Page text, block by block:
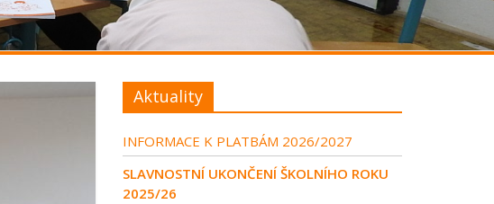
Aktuality
INFORMACE K PLATBÁM 2026/2027
SLAVNOSTNÍ UKONČENÍ ŠKOLNÍHO ROKU
2025/26